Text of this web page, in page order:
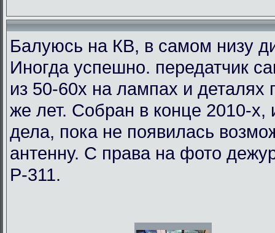
Балуюсь на КВ, в самом низу
Иногда успешно. передатчик
из 50-60х на лампах и деталях
же лет. Собран в конце 2010-х,
дела, пока не появилась
антенну. С права на фото
Р-311.